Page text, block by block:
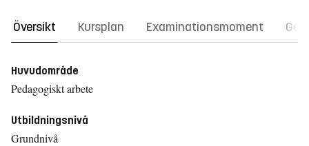
Översikt Kursplan Examinationsmoment
Huvudområde
Pedagogiskt arbete
Utbildningsnivå
Grundnivå